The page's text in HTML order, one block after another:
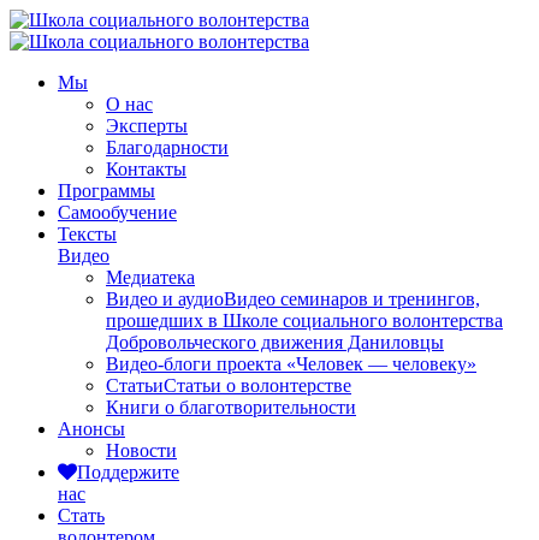
Мы
О нас
Эксперты
Благодарности
Контакты
Программы
Самообучение
Тексты
Видео
Медиатека
Видео и аудиоВидео семинаров и тренингов,
прошедших в Школе социального волонтерства
Добровольческого движения Даниловцы
Видео-блоги проекта «Человек — человеку»
СтатьиСтатьи о волонтерстве
Книги о благотворительности
Анонсы
Новости
Поддержите
нас
Стать